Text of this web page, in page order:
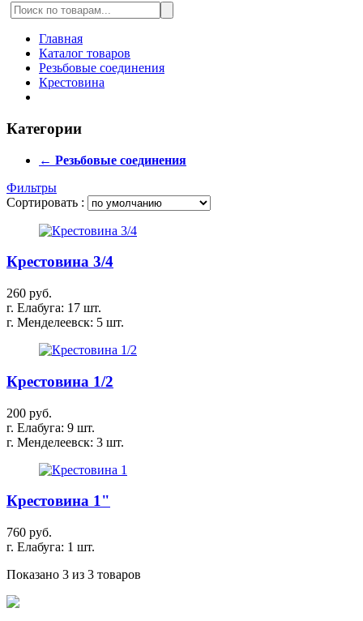
Главная
Каталог товаров
Резьбовые соединения
Крестовина
Категории
← Резьбовые соединения
Фильтры
Сортировать :
Крестовина 3/4
260 руб.
г. Елабуга: 17 шт.
г. Менделеевск: 5 шт.
Крестовина 1/2
200 руб.
г. Елабуга: 9 шт.
г. Менделеевск: 3 шт.
Крестовина 1"
760 руб.
г. Елабуга: 1 шт.
Показано 3 из 3 товаров